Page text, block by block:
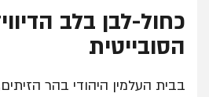
כחול-לבן בלב
הסובייטית
בבית העלמין היהודי בהר